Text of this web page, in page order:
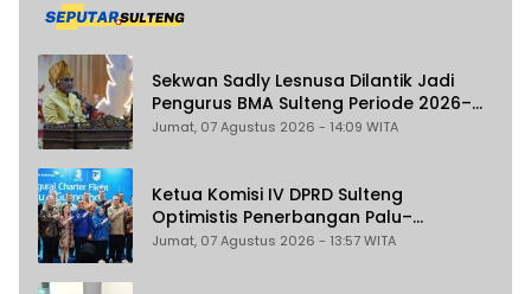
Sekwan Sadly Lesnusa Dilantik Jadi
Pengurus BMA Sulteng Periode 2026–
2031
Jumat, 07 Agustus 2026 - 14:09 WITA
Ketua Komisi IV DPRD Sulteng
Optimistis Penerbangan Palu–
Guangzhou Dongkrak Ekspor dan
Jumat, 07 Agustus 2026 - 13:57 WITA